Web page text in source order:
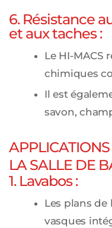
6. Résistance
et aux taches :
Le HI-MACS
chimiques
Il est
savon,
LA SALLE DE
1. Lavabos :
Les plans de
vasques